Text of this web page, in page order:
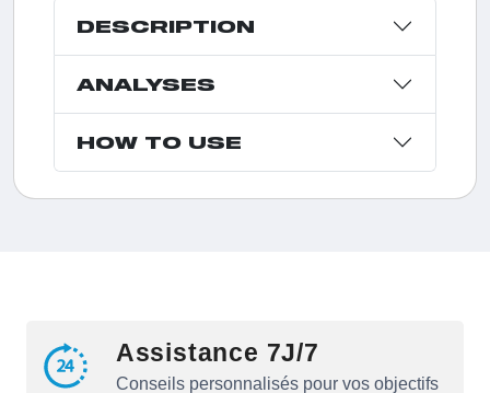
DESCRIPTION
ANALYSES
HOW TO USE
Assistance 7J/7
Conseils personnalisés pour vos objectifs